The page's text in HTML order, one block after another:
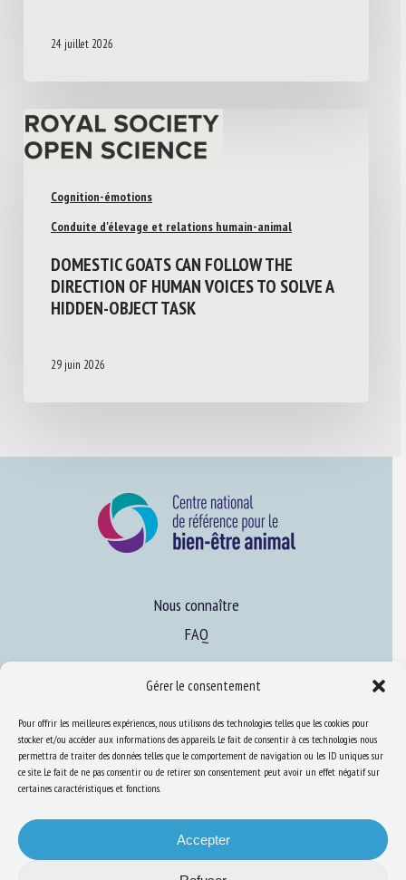
Gérer le consentement
Pour offrir les meilleures expériences, nous utilisons des technologies telles que les cookies pour
stocker et/ou accéder aux informations des appareils. Le fait de consentir à ces technologies nous
permettra de traiter des données telles que le comportement de navigation ou les ID uniques sur
ce site. Le fait de ne pas consentir ou de retirer son consentement peut avoir un effet négatif sur
certaines caractéristiques et fonctions.
Accepter
24 juillet 2026
Cognition-émotions
Conduite d'élevage et relations humain-animal
DOMESTIC GOATS CAN FOLLOW THE
DIRECTION OF HUMAN VOICES TO SOLVE A
HIDDEN-OBJECT TASK
29 juin 2026
Nous connaître
FAQ
Expertise
S’informer sur le BEA
Se former au BEA
Ressources
S’abonner aux actualités